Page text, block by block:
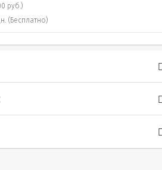
руб.)
(Бесплатно)